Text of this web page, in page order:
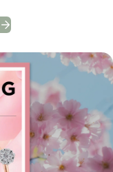
Trauring Special